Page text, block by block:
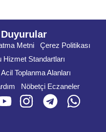
Duyurular
Metni
Çerez Politikası
Hizmet Standartları
Toplanma Alanları
Nöbetçi Eczaneler